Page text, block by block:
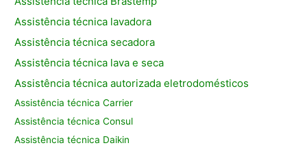
Assistência técnica lavadora
Assistência técnica secadora
Assistência técnica lava e seca
Assistência técnica autorizada eletrodomésticos
Assistência técnica Carrier
Assistência técnica Consul
Assistência técnica Daikin